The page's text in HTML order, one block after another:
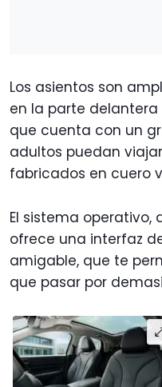
Los asientos son
en la parte
que cuenta con un
adultos puedan
fabricados en cuero
El sistema operativo,
ofrece una interfaz
amigable, que te
que pasar por